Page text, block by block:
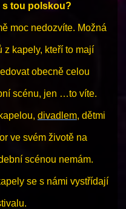
tou polskou?
moc nedozvíte. Možná
z kapely, kteří to mají
obecně celou
scénu, jen …to víte.
divadlem, dětmi
ve svém životě na
scénou nemám.
se s námi vystřídají